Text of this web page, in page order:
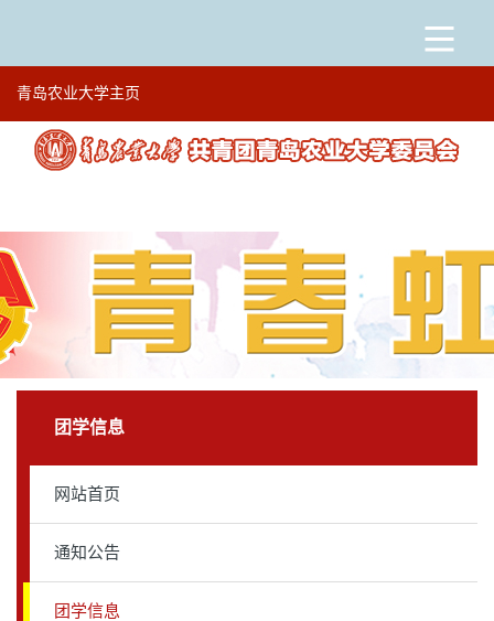
团学信息
团委文件
青岛农业大学主页
团学信息
网站首页
通知公告
团学信息